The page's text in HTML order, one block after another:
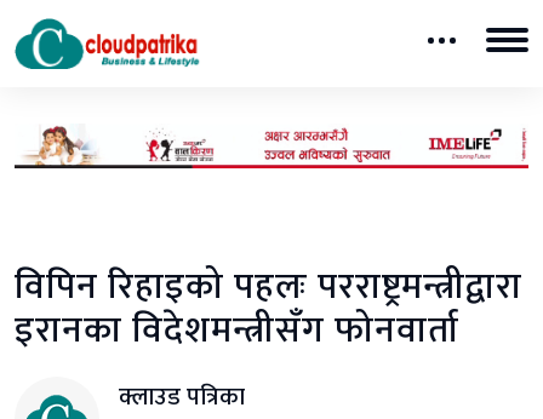
विपिन रिहाइको पहलः परराष्ट्रमन्त्रीद्वारा
इरानका विदेशमन्त्रीसँग फोनवार्ता
क्लाउड पत्रिका